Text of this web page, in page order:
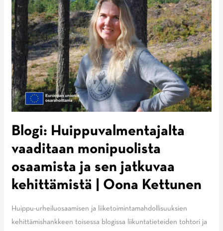
tuloksenteon
tukena
|
Olli
Ohtonen
Blogi: Huippuvalmentajalta
vaaditaan monipuolista
osaamista ja sen jatkuvaa
kehittämistä | Oona Kettunen
Huippu-urheiluosaamisen ja liiketoimintamahdollisuuksien
kehittämishankkeen toisessa blogissa liikuntatieteiden tohtori ja